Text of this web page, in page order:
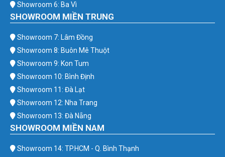
Showroom 6: Ba Vì
SHOWROOM MIỀN TRUNG
Showroom 7: Lâm Đồng
Showroom 8: Buôn Mê Thuột
Showroom 9: Kon Tum
Showroom 10: Bình Định
Showroom 11: Đà Lạt
Showroom 12: Nha Trang
Showroom 13: Đà Nẵng
SHOWROOM MIỀN NAM
Showroom 14: TP.HCM - Q. Bình Thạnh